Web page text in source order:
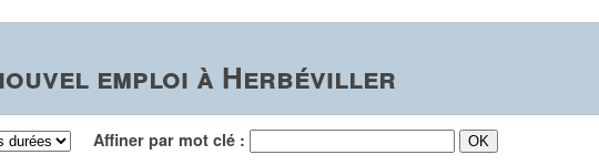
emploi à Herbéviller
Affiner par mot clé :